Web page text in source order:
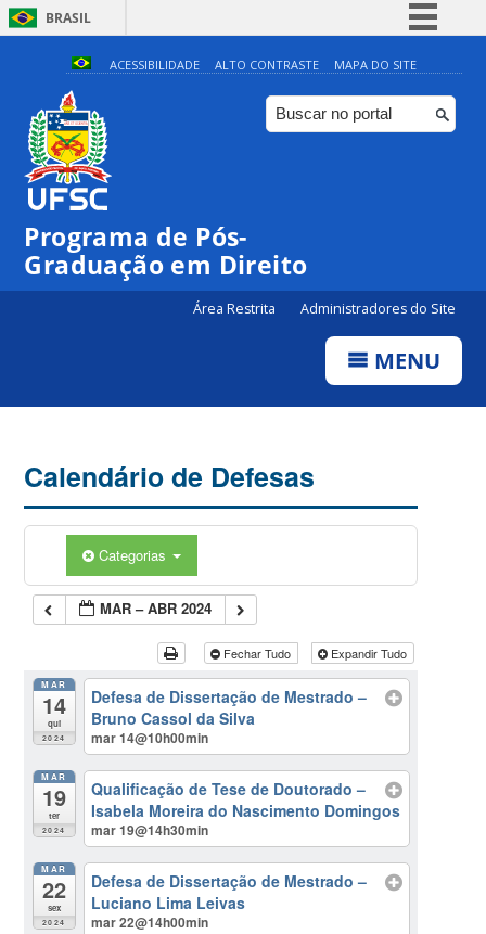
BRASIL
Simplifique!
Comunica BR
Participe
ACESSIBILIDADE ALTO CONTRASTE MAPA DO SITE
Programa de Pós-
Graduação em Direito
Área Restrita Administradores do Site
MENU
Calendário de Defesas
Categorias
MAR – ABR 2024
Fechar Tudo Expandir Tudo
MAR
14
qui
2024
Defesa de Dissertação de Mestrado –
Bruno Cassol da Silva
mar 14@10h00min
MAR
19
ter
2024
Qualificação de Tese de Doutorado –
Isabela Moreira do Nascimento Domingos
mar 19@14h30min
MAR
22
sex
2024
Defesa de Dissertação de Mestrado –
Luciano Lima Leivas
mar 22@14h00min